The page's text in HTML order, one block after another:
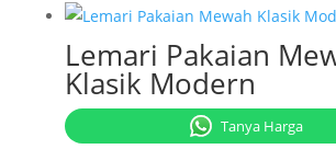
Lemari Pakaian
Klasik Modern
Tanya Harga